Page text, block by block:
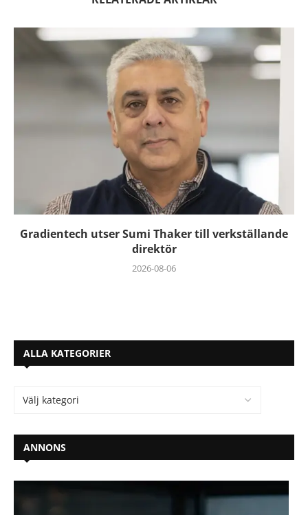
Gradientech utser Sumi Thaker till verkställande
direktör
2026-08-06
ALLA KATEGORIER
ANNONS